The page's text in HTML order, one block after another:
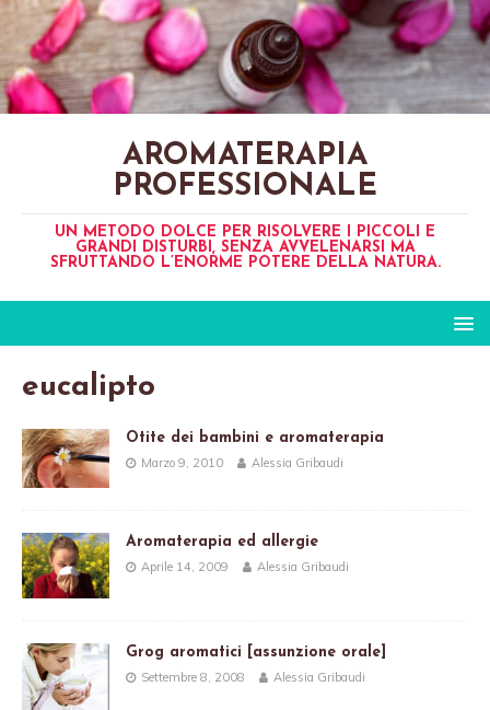
AROMATERAPIA
PROFESSIONALE
UN METODO DOLCE PER RISOLVERE I PICCOLI E
GRANDI DISTURBI, SENZA AVVELENARSI MA
SFRUTTANDO L’ENORME POTERE DELLA NATURA.
eucalipto
Otite dei bambini e aromaterapia
Marzo 9, 2010 Alessia Gribaudi
Aromaterapia ed allergie
Aprile 14, 2009 Alessia Gribaudi
Grog aromatici [assunzione orale]
Settembre 8, 2008 Alessia Gribaudi